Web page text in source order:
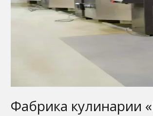
Фабрика кулинарии